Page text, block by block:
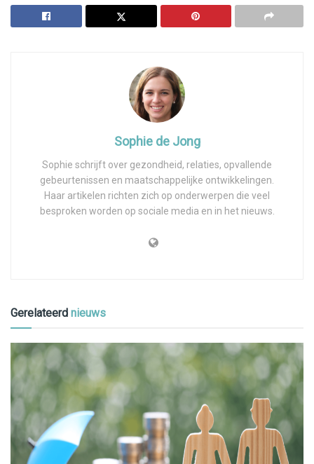
Sophie de Jong
Sophie schrijft over gezondheid, relaties, opvallende
gebeurtenissen en maatschappelijke ontwikkelingen.
Haar artikelen richten zich op onderwerpen die veel
besproken worden op sociale media en in het nieuws.
Gerelateerd nieuws